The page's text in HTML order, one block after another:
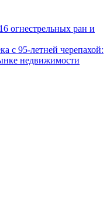
огнестрельных ран и
с 95-летней черепахой:
недвижимости